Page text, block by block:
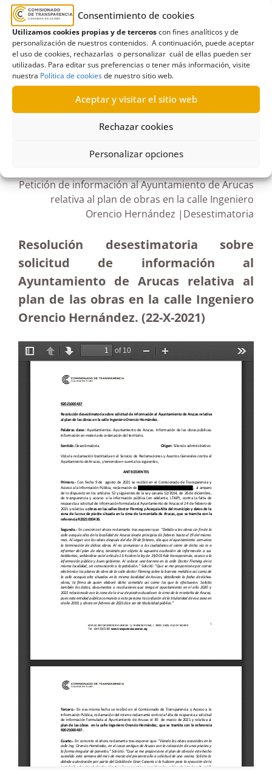
Consentimiento de cookies
Utilizamos cookies propias y de terceroscon fines analíticos y de
personalización de nuestros contenidos. A continuación, puede aceptar
el uso de cookies, rechazarlas o personalizar cuál de ellas pueden ser
utilizadas. Para editar sus preferencias o tener más información, visite
nuestra Política de cookiesde nuestro sitio web.
Aceptar y visitar el sitio web
Rechazar cookies
Personalizar opciones
Acequia Alta Ayuntamiento de Arucas
Doctor Fleming
señales,Desestimatoria,montaña de Arucas,
obras,Plan de obras,Zona Cruz de Piedra
Petición de información al Ayuntamiento de Arucas
relativa al plan de obras en la calle Ingeniero
Orencio Hernández |Desestimatoria
Resolución desestimatoria sobre
solicitud de información al
Ayuntamiento de Arucas relativa al
plan de las obras en la calle Ingeniero
Orencio Hernández. (22-X-2021)